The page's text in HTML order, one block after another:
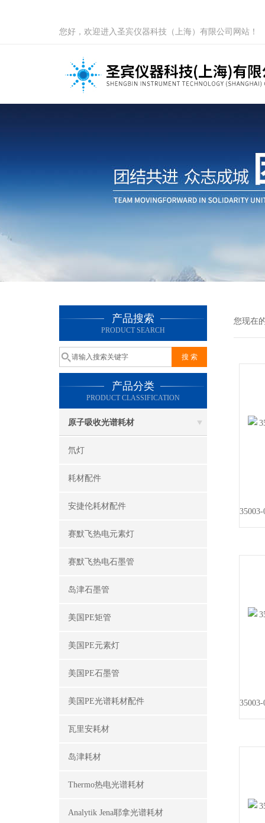
您好，欢迎进入圣宾仪器科技（上海）有限公司网站！
产品搜索
PRODUCT SEARCH
产品分类
PRODUCT CLASSIFICATION
原子吸收光谱耗材
氘灯
耗材配件
安捷伦耗材配件
赛默飞热电元素灯
赛默飞热电石墨管
岛津石墨管
美国PE矩管
美国PE元素灯
美国PE石墨管
美国PE光谱耗材配件
瓦里安耗材
岛津耗材
Thermo热电光谱耗材
Analytik Jena耶拿光谱耗材
您现在